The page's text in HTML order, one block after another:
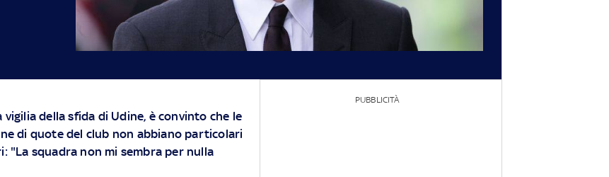
della sfida di Udine, è convinto che le
di quote del club non abbiano particolari
"La squadra non mi sembra per nulla
PUBBLICITÀ